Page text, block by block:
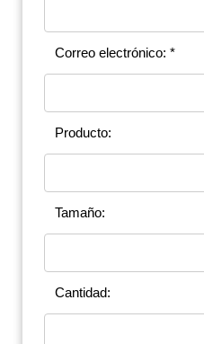
Correo electrónico: *
Producto:
Tamaño:
Cantidad: